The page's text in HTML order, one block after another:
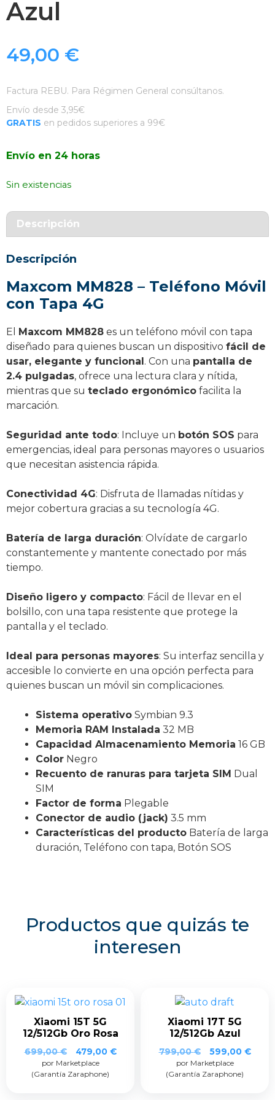
Azul
49,00 €
Factura REBU. Para Régimen General consúltanos.
Envío desde 3,95€
GRATIS en pedidos superiores a 99€
Envío en 24 horas
Sin existencias
Descripción
Descripción
Maxcom MM828 – Teléfono Móvil
con Tapa 4G
El Maxcom MM828 es un teléfono móvil con tapa
diseñado para quienes buscan un dispositivo fácil de
usar, elegante y funcional. Con una pantalla de
2.4 pulgadas, ofrece una lectura clara y nítida,
mientras que su teclado ergonómico facilita la
marcación.
Seguridad ante todo: Incluye un botón SOS para
emergencias, ideal para personas mayores o usuarios
que necesitan asistencia rápida.
Conectividad 4G: Disfruta de llamadas nítidas y
mejor cobertura gracias a su tecnología 4G.
Batería de larga duración: Olvídate de cargarlo
constantemente y mantente conectado por más
tiempo.
Diseño ligero y compacto: Fácil de llevar en el
bolsillo, con una tapa resistente que protege la
pantalla y el teclado.
Ideal para personas mayores: Su interfaz sencilla y
accesible lo convierte en una opción perfecta para
quienes buscan un móvil sin complicaciones.
Sistema operativo Symbian 9.3
Memoria RAM Instalada 32 MB
Capacidad Almacenamiento Memoria 16 GB
Color Negro
Recuento de ranuras para tarjeta SIM Dual
SIM
Factor de forma Plegable
Conector de audio (jack) 3.5 mm
Características del producto Batería de larga
duración, Teléfono con tapa, Botón SOS
Productos que quizás te
interesen
Xiaomi 15T 5G
12/512Gb Oro Rosa
699,00€
El
precio
original
479,00 €El
por Marketplace
(Garantía Zaraphone)
Xiaomi 17T 5G
12/512Gb Azul
799,00€
El
precio
original
599,00 €El
por Marketplace
(Garantía Zaraphone)